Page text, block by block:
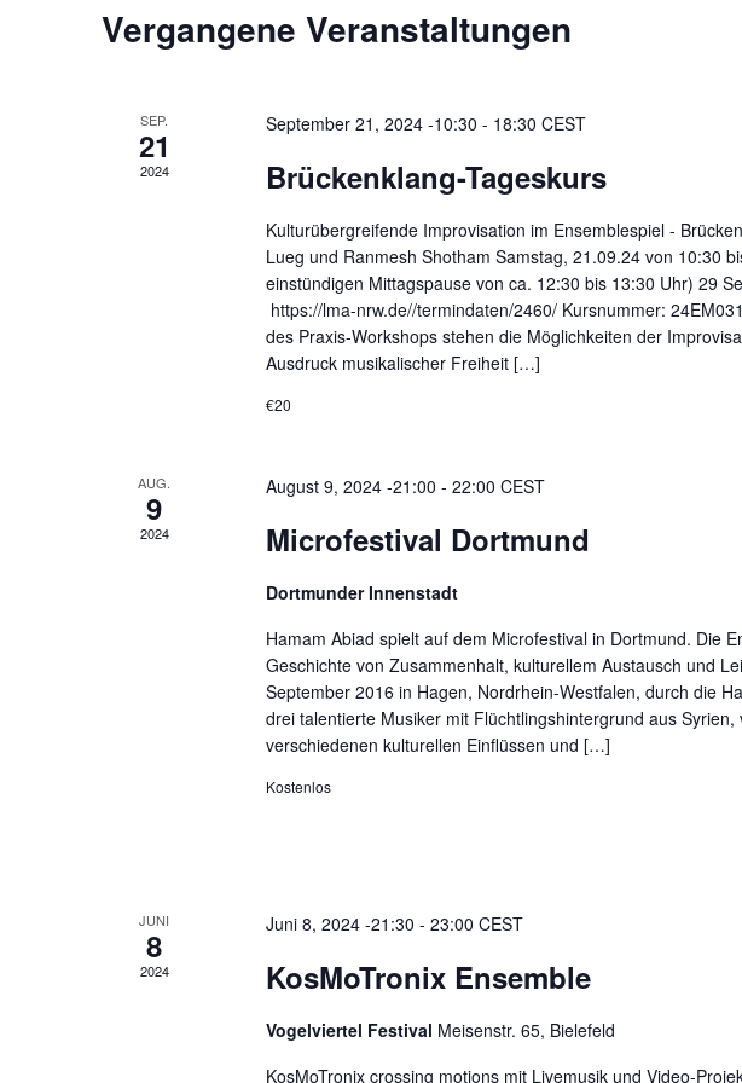
Vergangene Veranstaltungen
SEP.
21
2024
September 21, 2024 -10:30 - 18:30 CEST
Brückenklang-Tageskurs
Kulturübergreifende Improvisation im Ensemblespiel -
Lueg und Ranmesh Shotham Samstag, 21.09.24 von 10:30
einstündigen Mittagspause von ca. 12:30 bis 13:30 Uhr) 29
https://lma-nrw.de//termindaten/2460/ Kursnummer:
des Praxis-Workshops stehen die Möglichkeiten der
Ausdruck musikalischer Freiheit […]
€20
AUG.
9
2024
August 9, 2024 -21:00 - 22:00 CEST
Microfestival Dortmund
Dortmunder Innenstadt
Hamam Abiad spielt auf dem Microfestival in Dortmund. Die
Geschichte von Zusammenhalt, kulturellem Austausch und
September 2016 in Hagen, Nordrhein-Westfalen, durch die
drei talentierte Musiker mit Flüchtlingshintergrund aus
verschiedenen kulturellen Einflüssen und […]
Kostenlos
JUNI
8
2024
Juni 8, 2024 -21:30 - 23:00 CEST
KosMoTronix Ensemble
Vogelviertel Festival Meisenstr. 65, Bielefeld
KosMoTronix crossing motions mit Livemusik und Video-